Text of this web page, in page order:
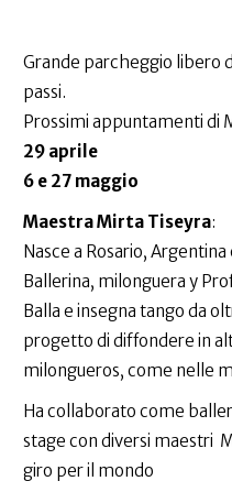
Grande parcheggio libero
passi.
Prossimi appuntamenti di
29 aprile
6 e 27 maggio
Maestra Mirta Tiseyra:
Nasce a Rosario,
Ballerina, milonguera y
Balla e insegna tango da
progetto di diffondere in
milongueros, come nelle
Ha collaborato come
stage con diversi maestri
giro per il mondo